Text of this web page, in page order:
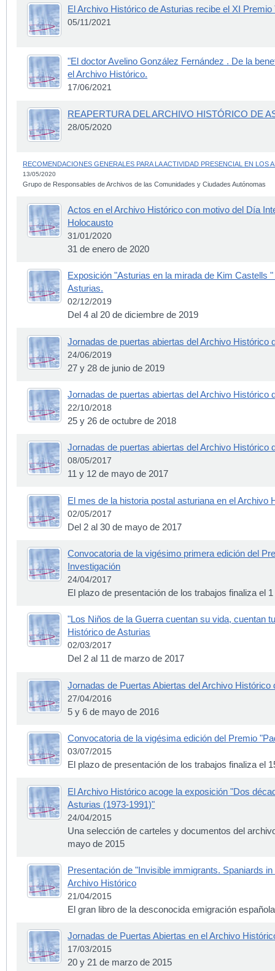
El Archivo Histórico de Asturias recibe el XI
05/11/2021
"El doctor Avelino González Fernández . De la
el Archivo Histórico.
17/06/2021
REAPERTURA DEL ARCHIVO HISTÓRICO DE
28/05/2020
RECOMENDACIONES GENERALES PARA LA ACTIVIDAD PRESENCIAL EN LOS
13/05/2020
Grupo de Responsables de Archivos de las Comunidades y Ciudades Autónomas
Actos en el Archivo Histórico con motivo del Día
Holocausto
31/01/2020
31 de enero de 2020
Exposición "Asturias en la mirada de Kim Castells
Asturias.
02/12/2019
Del 4 al 20 de diciembre de 2019
Jornadas de puertas abiertas del Archivo Histórico
24/06/2019
27 y 28 de junio de 2019
Jornadas de puertas abiertas del Archivo Histórico
22/10/2018
25 y 26 de octubre de 2018
Jornadas de puertas abiertas del Archivo Histórico
08/05/2017
11 y 12 de mayo de 2017
El mes de la historia postal asturiana en el Archivo
02/05/2017
Del 2 al 30 de mayo de 2017
Convocatoria de la vigésimo primera edición del
Investigación
24/04/2017
El plazo de presentación de los trabajos finaliza el
"Los Niños de la Guerra cuentan su vida, cuentan
Histórico de Asturias
02/03/2017
Del 2 al 11 de marzo de 2017
Jornadas de Puertas Abiertas del Archivo Histórico
27/04/2016
5 y 6 de mayo de 2016
Convocatoria de la vigésima edición del Premio
03/07/2015
El plazo de presentación de los trabajos finaliza el
El Archivo Histórico acoge la exposición "Dos
Asturias (1973-1991)"
24/04/2015
Una selección de carteles y documentos del
mayo de 2015
Presentación de "Invisible immigrants. Spaniards
Archivo Histórico
21/04/2015
El gran libro de la desconocida emigración
Jornadas de Puertas Abiertas en el Archivo
17/03/2015
20 y 21 de marzo de 2015